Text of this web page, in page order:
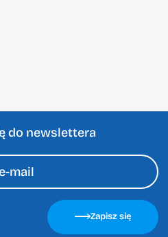
do newslettera
Zapisz się